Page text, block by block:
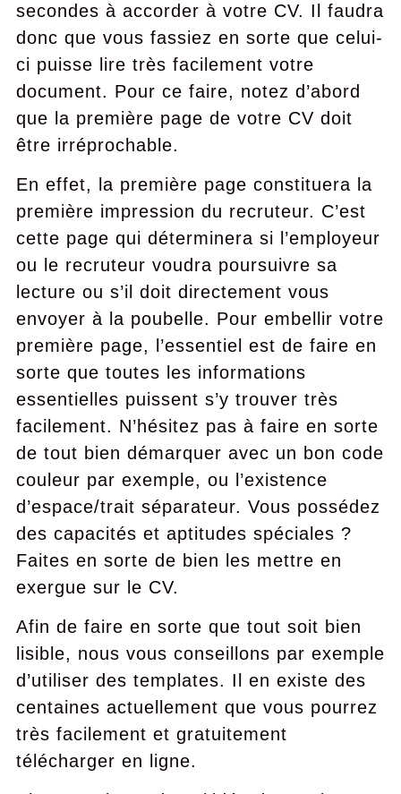
secondes à accorder à votre CV. Il faudra
donc que vous fassiez en sorte que celui-
ci puisse lire très facilement votre
document. Pour ce faire, notez d’abord
que la première page de votre CV doit
être irréprochable.
En effet, la première page constituera la
première impression du recruteur. C’est
cette page qui déterminera si l’employeur
ou le recruteur voudra poursuivre sa
lecture ou s’il doit directement vous
envoyer à la poubelle. Pour embellir votre
première page, l’essentiel est de faire en
sorte que toutes les informations
essentielles puissent s’y trouver très
facilement. N’hésitez pas à faire en sorte
de tout bien démarquer avec un bon code
couleur par exemple, ou l’existence
d’espace/trait séparateur. Vous possédez
des capacités et aptitudes spéciales ?
Faites en sorte de bien les mettre en
exergue sur le CV.
Afin de faire en sorte que tout soit bien
lisible, nous vous conseillons par exemple
d’utiliser des templates. Il en existe des
centaines actuellement que vous pourrez
très facilement et gratuitement
télécharger en ligne.